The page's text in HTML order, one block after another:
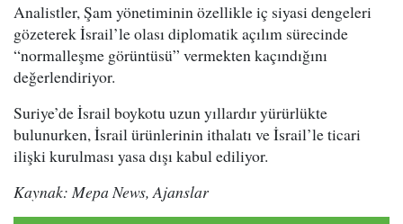
Analistler, Şam yönetiminin özellikle iç siyasi dengeleri
gözeterek İsrail’le olası diplomatik açılım sürecinde
“normalleşme görüntüsü” vermekten kaçındığını
değerlendiriyor.
Suriye’de İsrail boykotu uzun yıllardır yürürlükte
bulunurken, İsrail ürünlerinin ithalatı ve İsrail’le ticari
ilişki kurulması yasa dışı kabul ediliyor.
Kaynak: Mepa News, Ajanslar